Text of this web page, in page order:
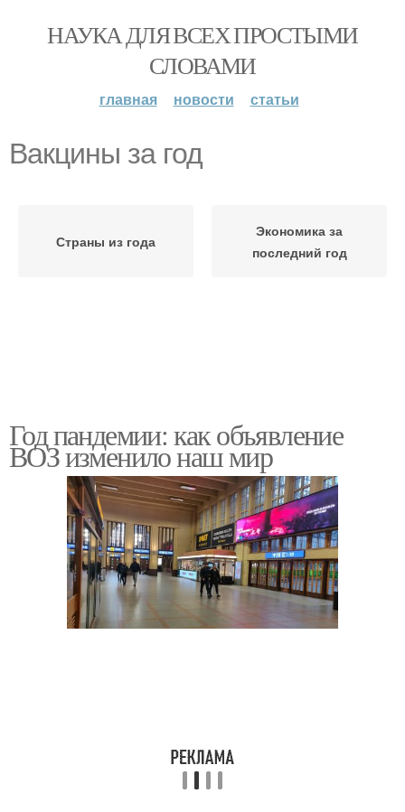
НАУКА ДЛЯ ВСЕХ ПРОСТЫМИ
СЛОВАМИ
главная новости статьи
Вакцины за год
Страны из года
Экономика за
последний год
Год пандемии: как объявление
ВОЗ изменило наш мир